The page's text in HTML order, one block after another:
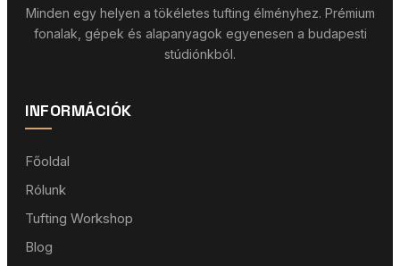
Minden egy helyen a tökéletes tufting élményhez. Prémium
fonalak, gépek és alapanyagok egyenesen a budapesti
stúdiónkból.
INFORMÁCIÓK
Főoldal
Rólunk
Tufting Workshop
Blog